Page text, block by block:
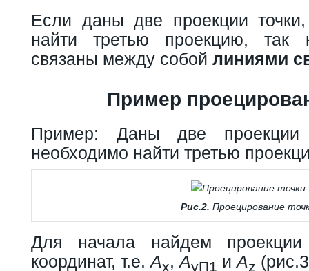
Если даны две проекции
найти третью проекцию, так
связаны между собой линиями
Пример
Пример: Даны две
необходимо найти третью
Рис.2. Проецирование
Для начала найдем
координат, т.е. Аx, АyП1 и Аz